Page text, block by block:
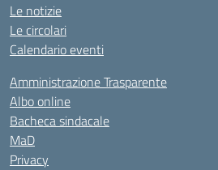
Le notizie
Le circolari
Calendario eventi
Amministrazione Trasparente
Albo online
Bacheca sindacale
MaD
Privacy